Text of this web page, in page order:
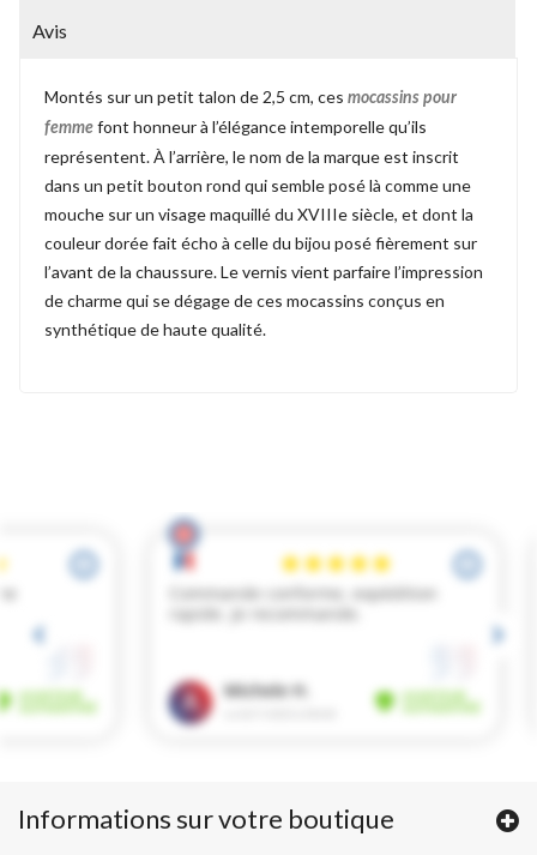
Avis
Montés sur un petit talon de 2,5 cm, ces mocassins pour
femme font honneur à l’élégance intemporelle qu’ils
représentent. À l’arrière, le nom de la marque est inscrit
dans un petit bouton rond qui semble posé là comme une
mouche sur un visage maquillé du XVIIIe siècle, et dont la
couleur dorée fait écho à celle du bijou posé fièrement sur
l’avant de la chaussure. Le vernis vient parfaire l’impression
de charme qui se dégage de ces mocassins conçus en
synthétique de haute qualité.
Informations sur votre boutique